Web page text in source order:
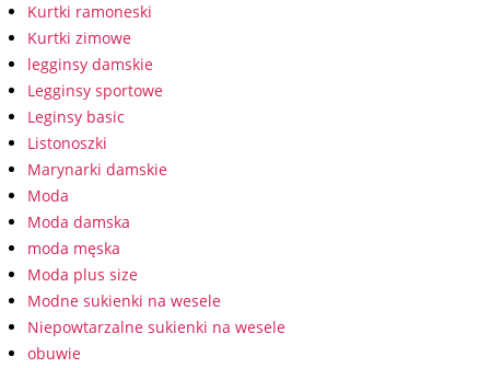
Kurtki ramoneski
Kurtki zimowe
legginsy damskie
Legginsy sportowe
Leginsy basic
Listonoszki
Marynarki damskie
Moda
Moda damska
moda męska
Moda plus size
Modne sukienki na wesele
Niepowtarzalne sukienki na wesele
obuwie